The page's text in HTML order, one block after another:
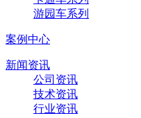
游园车系列
案例中心
新闻资讯
公司资讯
技术资讯
行业资讯